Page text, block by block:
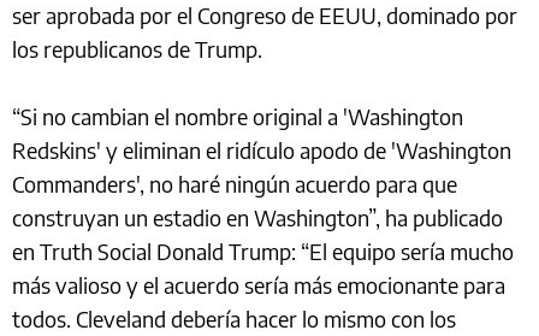
ser aprobada por el Congreso de EEUU, dominado por
los republicanos de Trump.
“Si no cambian el nombre original a 'Washington
Redskins' y eliminan el ridículo apodo de 'Washington
Commanders', no haré ningún acuerdo para que
construyan un estadio en Washington”, ha publicado
en Truth Social Donald Trump: “El equipo sería mucho
más valioso y el acuerdo sería más emocionante para
todos. Cleveland debería hacer lo mismo con los